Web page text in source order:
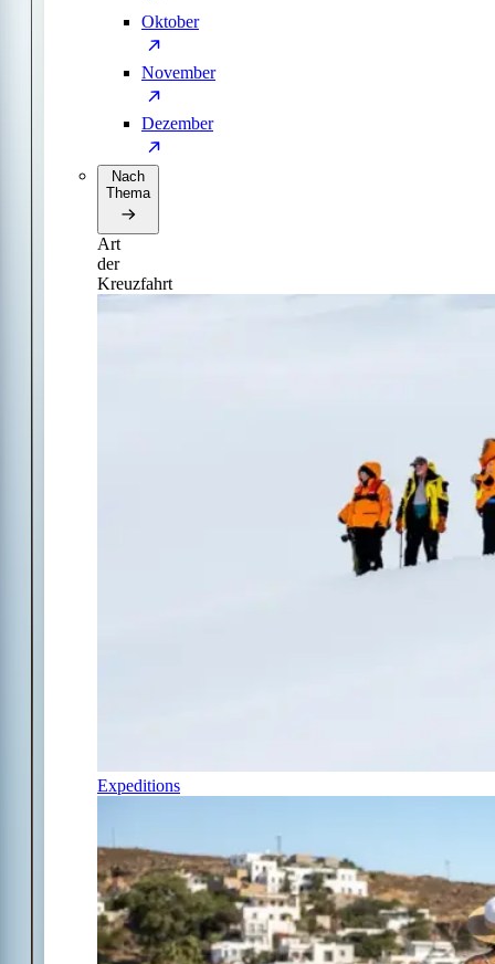
Oktober
November
Dezember
Nach
Thema
Art
der
Kreuzfahrt
Expeditions